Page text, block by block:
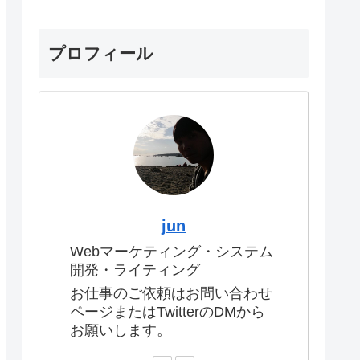
プロフィール
jun
Webマーケティング・システム
開発・ライティング
お仕事のご依頼はお問い合わせ
ページまたはTwitterのDMから
お願いします。